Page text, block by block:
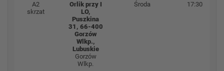
A2
skrzat
Orlik przy I
LO,
Puszkina
31, 66-400
Gorzów
Wlkp.,
Lubuskie
Gorzów
Wlkp.
Środa 17:30